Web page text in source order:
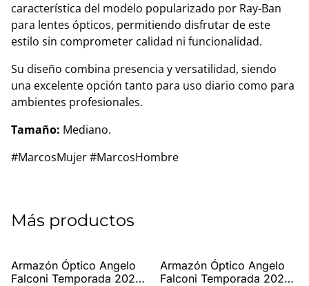
característica del modelo popularizado por Ray-Ban
para lentes ópticos, permitiendo disfrutar de este
estilo sin comprometer calidad ni funcionalidad.
Su diseño combina presencia y versatilidad, siendo
una excelente opción tanto para uso diario como para
ambientes profesionales.
Tamaño: Mediano.
#MarcosMujer #MarcosHombre
Más productos
Armazón Óptico Angelo
Falconi Temporada 2025 |
Armazón Óptico Angelo
Falconi Temporada 2025 |